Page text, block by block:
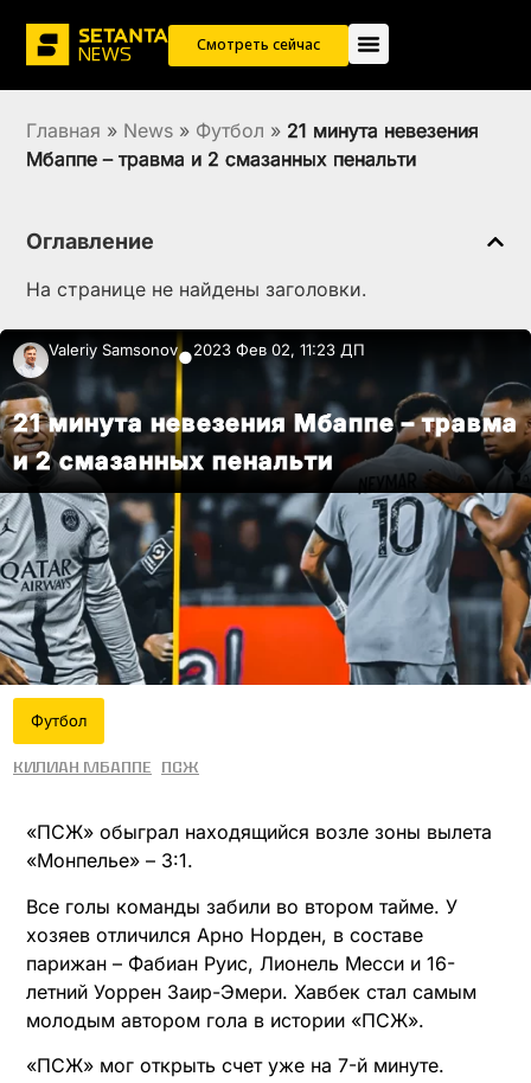
Смотреть сейчас
Главная » News » Футбол » 21 минута невезения
Мбаппе – травма и 2 смазанных пенальти
Оглавление
На странице не найдены заголовки.
Valeriy Samsonov●2023 Фев 02, 11:23 ДП
21 минута невезения Мбаппе – травма
и 2 смазанных пенальти
Футбол
Килиан Мбаппе ПСЖ
«ПСЖ» обыграл находящийся возле зоны вылета
«Монпелье» – 3:1.
Все голы команды забили во втором тайме. У
хозяев отличился Арно Норден, в составе
парижан – Фабиан Руис, Лионель Месси и 16-
летний Уоррен Заир-Эмери. Хавбек стал самым
молодым автором гола в истории «ПСЖ».
«ПСЖ» мог открыть счет уже на 7-й минуте.